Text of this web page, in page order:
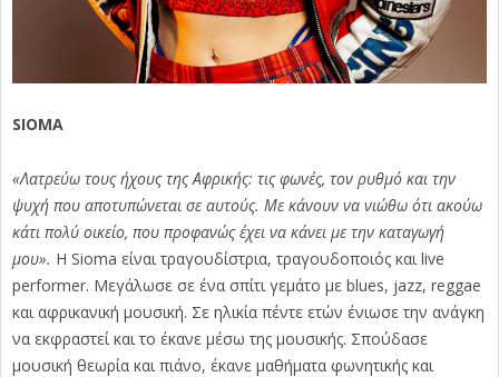
SIOMA
«Λατρεύω τους ήχους της Αφρικής: τις φωνές, τον ρυθμό και την
ψυχή που αποτυπώνεται σε αυτούς. Με κάνουν να νιώθω ότι ακούω
κάτι πολύ οικείο, που προφανώς έχει να κάνει με την καταγωγή
μου». Η Sioma είναι τραγουδίστρια, τραγουδοποιός και live
performer. Μεγάλωσε σε ένα σπίτι γεμάτο με blues, jazz, reggae
και αφρικανική μουσική. Σε ηλικία πέντε ετών ένιωσε την ανάγκη
να εκφραστεί και το έκανε μέσω της μουσικής. Σπούδασε
μουσική θεωρία και πιάνο, έκανε μαθήματα φωνητικής και